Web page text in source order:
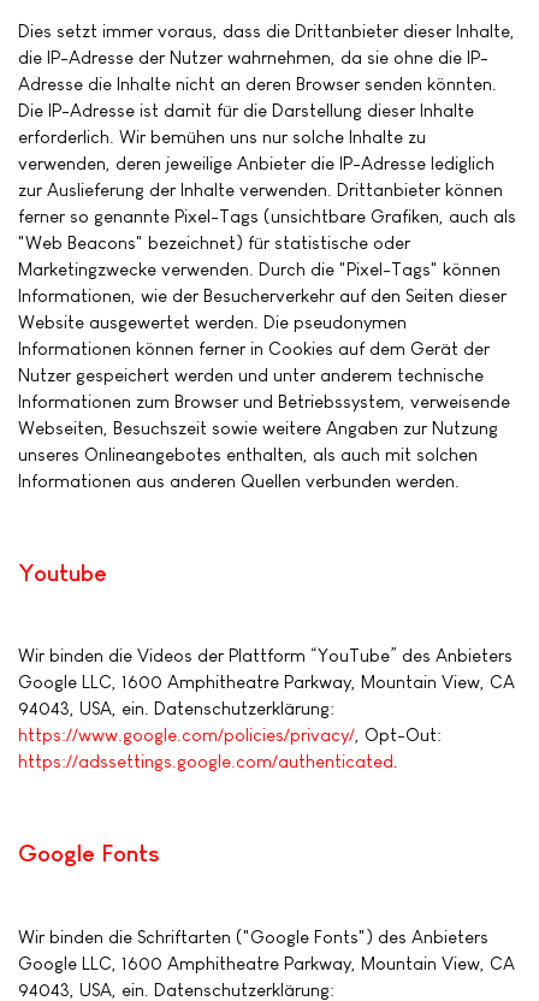
Dies setzt immer voraus, dass die Drittanbieter dieser Inhalte,
die IP-Adresse der Nutzer wahrnehmen, da sie ohne die IP-
Adresse die Inhalte nicht an deren Browser senden könnten.
Die IP-Adresse ist damit für die Darstellung dieser Inhalte
erforderlich. Wir bemühen uns nur solche Inhalte zu
verwenden, deren jeweilige Anbieter die IP-Adresse lediglich
zur Auslieferung der Inhalte verwenden. Drittanbieter können
ferner so genannte Pixel-Tags (unsichtbare Grafiken, auch als
"Web Beacons" bezeichnet) für statistische oder
Marketingzwecke verwenden. Durch die "Pixel-Tags" können
Informationen, wie der Besucherverkehr auf den Seiten dieser
Website ausgewertet werden. Die pseudonymen
Informationen können ferner in Cookies auf dem Gerät der
Nutzer gespeichert werden und unter anderem technische
Informationen zum Browser und Betriebssystem, verweisende
Webseiten, Besuchszeit sowie weitere Angaben zur Nutzung
unseres Onlineangebotes enthalten, als auch mit solchen
Informationen aus anderen Quellen verbunden werden.
Youtube
Wir binden die Videos der Plattform “YouTube” des Anbieters
Google LLC, 1600 Amphitheatre Parkway, Mountain View, CA
94043, USA, ein. Datenschutzerklärung:
https://www.google.com/policies/privacy/ , Opt-Out:
https://adssettings.google.com/authenticated
Google Fonts
Wir binden die Schriftarten ("Google Fonts") des Anbieters
Google LLC, 1600 Amphitheatre Parkway, Mountain View, CA
94043, USA, ein. Datenschutzerklärung: